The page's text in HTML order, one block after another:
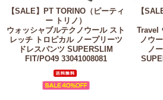
【SALE】
PT TORINO（ピーティ
ー トリノ）
ウォッシャブルテクノウール スト
レッチ トロピカル ノープリーツ
ドレスパンツ SUPERSLIM
FIT/PO49 33041008081
【
Travel
ノウ
ノ